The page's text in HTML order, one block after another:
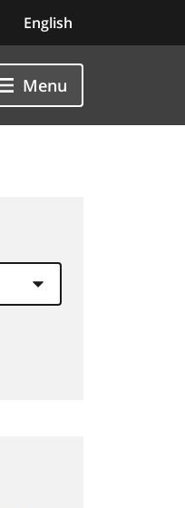
English
Menu